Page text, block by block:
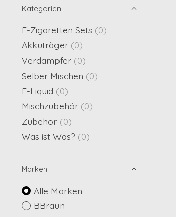
Kategorien
E-Zigaretten Sets (0)
Akkuträger (0)
Verdampfer (0)
Selber Mischen (0)
E-Liquid (0)
Mischzubehör (0)
Zubehör (0)
Was ist Was? (0)
Marken
Alle Marken
BBraun